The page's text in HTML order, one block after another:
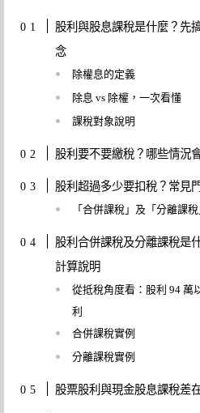
股利與股息課稅是什麼？先
念
除權息的定義
除息 vs 除權，一次看懂
課稅對象說明
股利要不要繳稅？哪些情況
股利超過多少要扣稅？常見
「合併課稅」及「分離課
股利合併課稅及分離課稅是
計算說明
從抵稅角度看：股利 94 萬
利
合併課稅實例
分離課稅實例
股票股利與現金股息課稅差